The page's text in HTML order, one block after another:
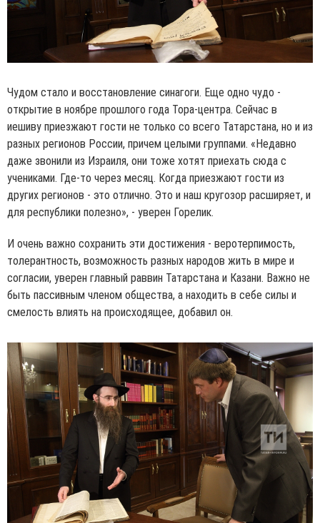
Чудом стало и восстановление синагоги. Еще одно чудо -
открытие в ноябре прошлого года Тора-центра. Сейчас в
иешиву приезжают гости не только со всего Татарстана, но и из
разных регионов России, причем целыми группами. «Недавно
даже звонили из Израиля, они тоже хотят приехать сюда с
учениками. Где-то через месяц. Когда приезжают гости из
других регионов - это отлично. Это и наш кругозор расширяет, и
для республики полезно», - уверен Горелик.
И очень важно сохранить эти достижения - веротерпимость,
толерантность, возможность разных народов жить в мире и
согласии, уверен главный раввин Татарстана и Казани. Важно не
быть пассивным членом общества, а находить в себе силы и
смелость влиять на происходящее, добавил он.